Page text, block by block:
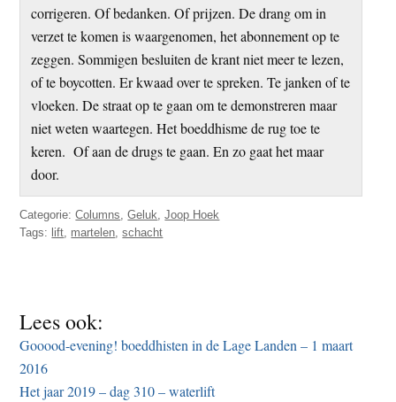
corrigeren. Of bedanken. Of prijzen. De drang om in
verzet te komen is waargenomen, het abonnement op te
zeggen. Sommigen besluiten de krant niet meer te lezen,
of te boycotten. Er kwaad over te spreken. Te janken of te
vloeken. De straat op te gaan om te demonstreren maar
niet weten waartegen. Het boeddhisme de rug toe te
keren. Of aan de drugs te gaan. En zo gaat het maar
door.
Categorie:Columns,Geluk,Joop Hoek
Tags: lift, martelen,schacht
Lees ook:
Gooood-evening! boeddhisten in de Lage Landen – 1 maart
2016
Het jaar 2019 – dag 310 – waterlift